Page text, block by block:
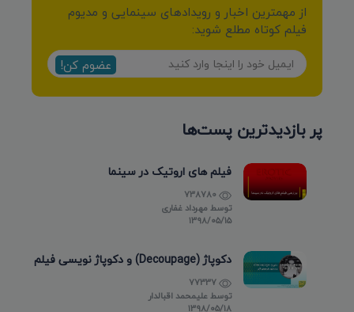
از مهمترین اخبار و رویدادهای سینمایی و مدیوم
فیلم کوتاه مطلع شوید:
عضوم کن!
پر بازدیدترین پست‌ها
فیلم های اروتیک در سینما
توسط مهرداد غفاری
۱۳۹۸/۰۵/۱۵
دکوپاژ (Decoupage) و دکوپاژ نویسی فیلم
توسطعلیمحمد اقبالدار
۱۳۹۸/۰۵/۱۸